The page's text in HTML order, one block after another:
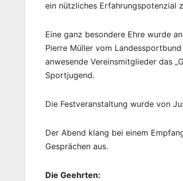
ein nützliches Erfahrungspotenzial
Eine ganz besondere Ehre wurde
Pierre Müller vom
anwesende Vereinsmitglieder das
Sportjugend.
Die Festveranstaltung wurde von
Der Abend klang bei einem
Gesprächen aus.
Die Geehrten: